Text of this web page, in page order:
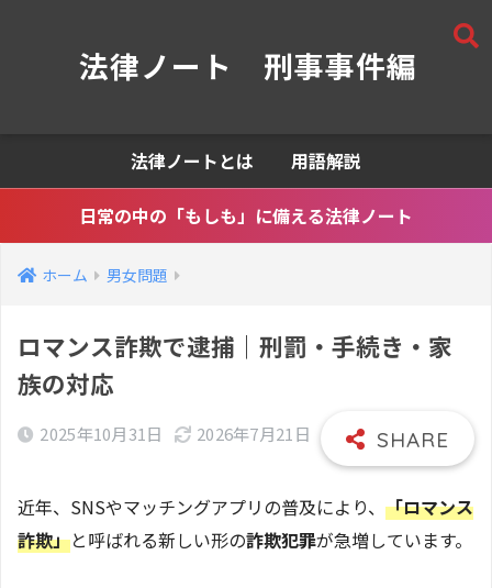
法律ノート 刑事事件編
法律ノートとは 用語解説
日常の中の「もしも」に備える法律ノート
ホーム 男女問題
ロマンス詐欺で逮捕｜刑罰・手続き・家
族の対応
2025年10月31日 2026年7月21日
近年、SNSやマッチングアプリの普及により、 「ロマンス
詐欺」と呼ばれる新しい形の詐欺犯罪が急増しています。